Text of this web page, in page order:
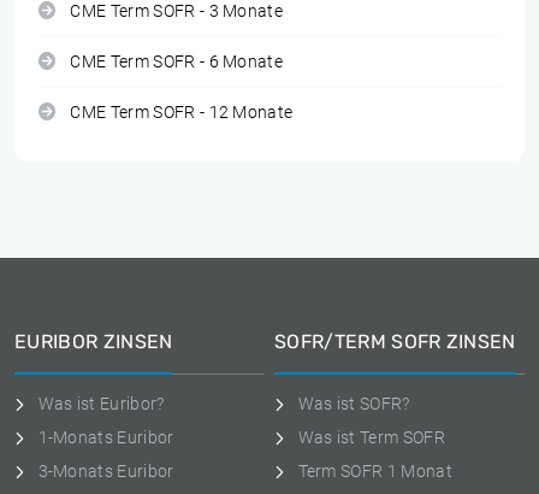
CME Term SOFR - 3 Monate
CME Term SOFR - 6 Monate
CME Term SOFR - 12 Monate
EURIBOR ZINSEN
Was ist Euribor?
1-Monats Euribor
3-Monats Euribor
SOFR/TERM SOFR ZINSEN
Was ist SOFR?
Was ist Term SOFR
Term SOFR 1 Monat